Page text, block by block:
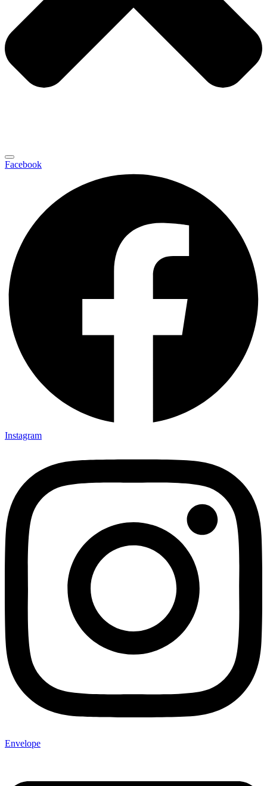
Facebook
Instagram
Envelope